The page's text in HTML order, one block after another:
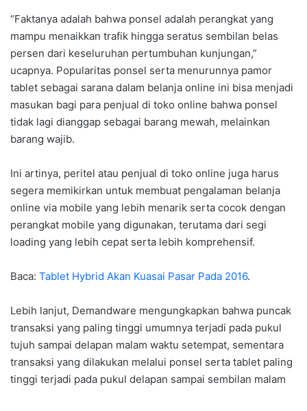
“Faktanya adalah bahwa ponsel adalah perangkat yang
mampu menaikkan trafik hingga seratus sembilan belas
persen dari keseluruhan pertumbuhan kunjungan,”
ucapnya. Popularitas ponsel serta menurunnya pamor
tablet sebagai sarana dalam belanja online ini bisa menjadi
masukan bagi para penjual di toko online bahwa ponsel
tidak lagi dianggap sebagai barang mewah, melainkan
barang wajib.
Ini artinya, peritel atau penjual di toko online juga harus
segera memikirkan untuk membuat pengalaman belanja
online via mobile yang lebih menarik serta cocok dengan
perangkat mobile yang digunakan, terutama dari segi
loading yang lebih cepat serta lebih komprehensif.
Baca: Tablet Hybrid Akan Kuasai Pasar Pada 2016.
Lebih lanjut, Demandware mengungkapkan bahwa puncak
transaksi yang paling tinggi umumnya terjadi pada pukul
tujuh sampai delapan malam waktu setempat, sementara
transaksi yang dilakukan melalui ponsel serta tablet paling
tinggi terjadi pada pukul delapan sampai sembilan malam